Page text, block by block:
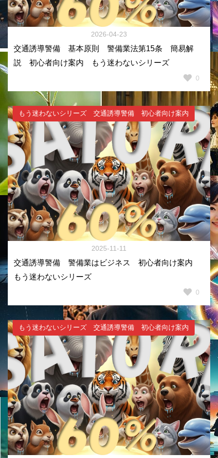
2026-04-23
交通誘導警備 基本原則 警備業法第15条 簡易解
説 初心者向け案内 もう迷わないシリーズ
0
もう迷わないシリーズ 交通誘導警備 初心者向け案内
2025-11-11
交通誘導警備 警備業はビジネス 初心者向け案内
もう迷わないシリーズ
0
もう迷わないシリーズ 交通誘導警備 初心者向け案内